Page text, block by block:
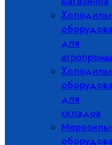
для
для
складов